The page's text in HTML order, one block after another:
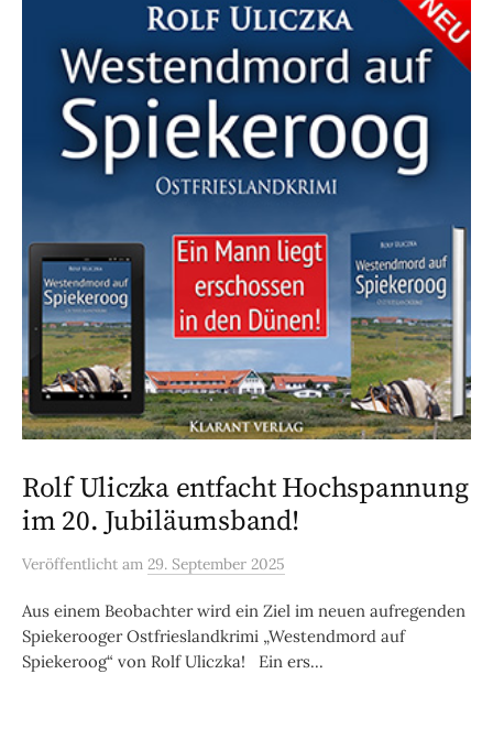
Rolf Uliczka entfacht Hochspannung
im 20. Jubiläumsband!
Veröffentlicht am 29. September 2025
Aus einem Beobachter wird ein Ziel im neuen aufregenden
Spiekerooger Ostfrieslandkrimi „Westendmord auf
Spiekeroog“ von Rolf Uliczka! Ein ers...